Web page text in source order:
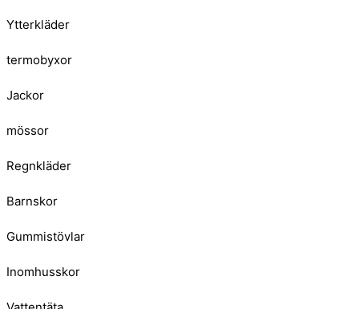
Ytterkläder
termobyxor
Jackor
mössor
Regnkläder
Barnskor
Gummistövlar
Inomhusskor